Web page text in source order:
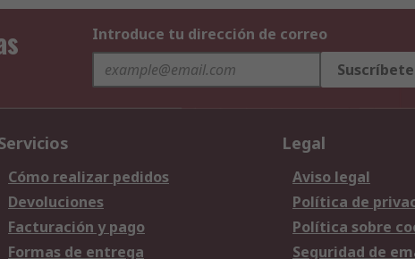
Introduce tu dirección de correo
Suscríbete
Cómo realizar pedidos
Devoluciones
Facturación y pago
Formas de entrega
Legal
Aviso legal
Política de
Política sobre
Seguridad de